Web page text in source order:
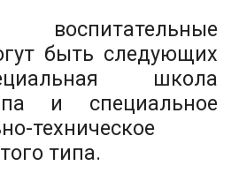
воспитательные
быть следующих
школа
и специальное
техническое
типа.